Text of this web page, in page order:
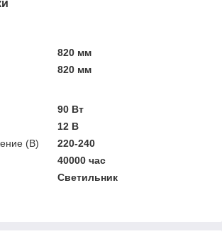
820 мм
820 мм
90 Вт
12 В
(В)
220-240
40000 час
Светильник